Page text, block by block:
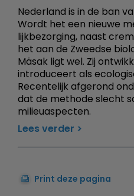
Nederland is in de ban
Wordt het een nieuwe
lijkbezorging, naast
het aan de Zweedse
Mäsak ligt wel. Zij
introduceert als
Recentelijk afgerond
dat de methode slecht
milieuaspecten.
Lees verder
Print deze pagina